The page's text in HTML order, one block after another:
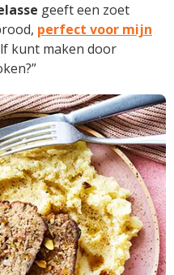
geeft een zoet
perfect voor mijn
kunt maken door